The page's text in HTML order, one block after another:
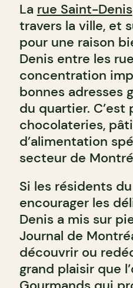
La rue Saint-Denis
travers la ville, et
pour une raison
Denis entre les
concentration
bonnes adresses
du quartier.
chocolateries,
d’alimentation
secteur de
Si les résidents
encourager les
Denis a mis sur
Journal de
découvrir ou
grand plaisir que